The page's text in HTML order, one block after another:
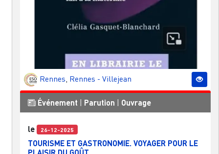
Rennes, Rennes - Villejean
Événement Parution Ouvrage
le 26-12-2025
TOURISME ET GASTRONOMIE. VOYAGER POUR LE